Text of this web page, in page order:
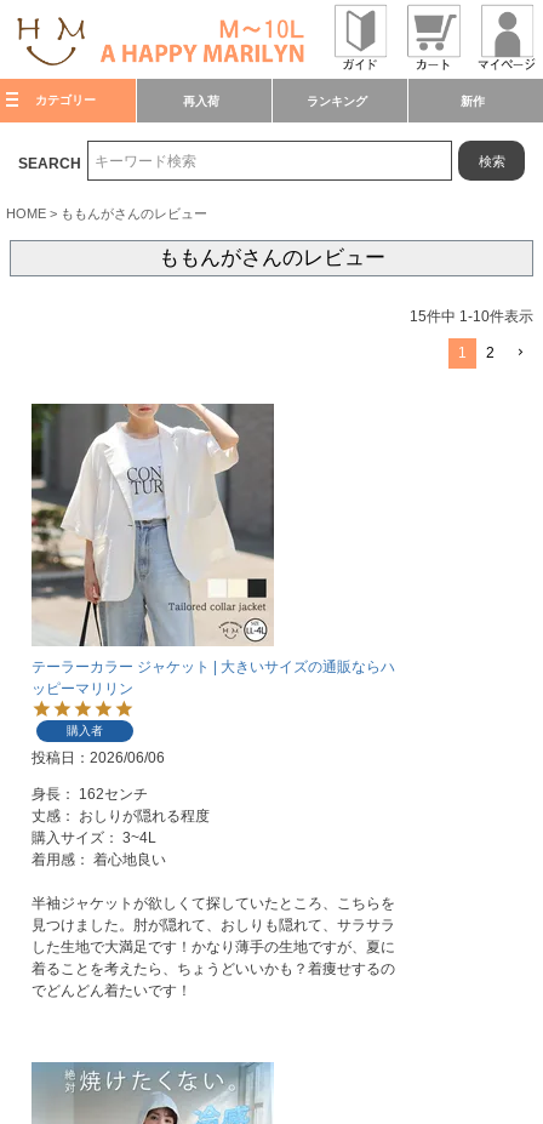
カテゴリー 再入荷 ランキング 新作
SEARCH 検索
HOME ももんがさんのレビュー
ももんがさんのレビュー
15件中 1-10件表示
1 2
テーラーカラー ジャケット | 大きいサイズの通販ならハ
ッピーマリリン
購入者
投稿日 2026/06/06
身長： 162センチ
丈感： おしりが隠れる程度
購入サイズ： 3~4L
着用感： 着心地良い
半袖ジャケットが欲しくて探していたところ、こちらを
見つけました。肘が隠れて、おしりも隠れて、サラサラ
した生地で大満足です！かなり薄手の生地ですが、夏に
着ることを考えたら、ちょうどいいかも？着痩せするの
でどんどん着たいです！